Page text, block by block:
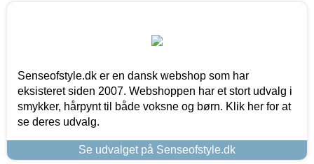
Senseofstyle.dk er en dansk webshop som har
eksisteret siden 2007. Webshoppen har et stort udvalg i
smykker, hårpynt til både voksne og børn. Klik her for at
se deres udvalg.
Se udvalget på Senseofstyle.dk